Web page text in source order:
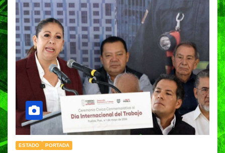
ESTADO PORTADA